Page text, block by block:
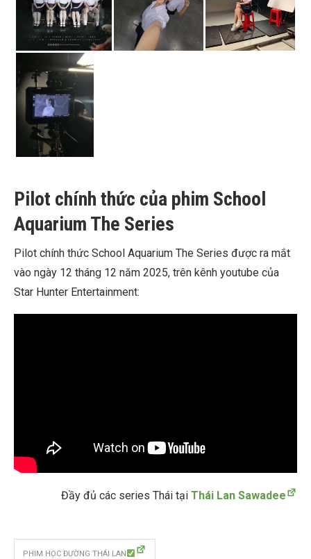
Pilot chính thức của phim School
Aquarium The Series
Pilot chính thức School Aquarium The Series được ra mắt
vào ngày 12 tháng 12 năm 2025, trên kênh youtube của
Star Hunter Entertainment:
Đầy đủ các series Thái tại Thái Lan Sawadee
PHIM HỌC ĐƯỜNG THÁI LAN